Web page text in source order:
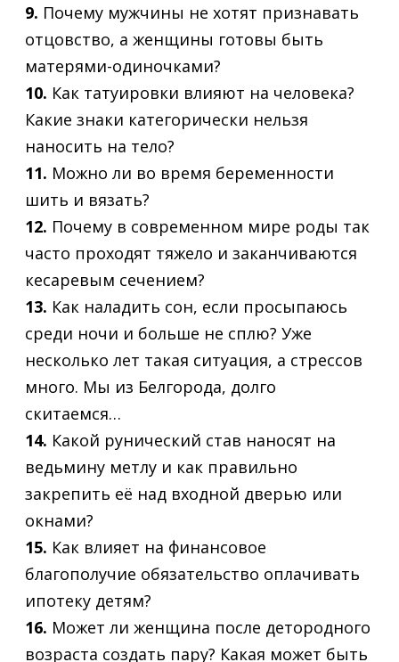
9. Почему мужчины не хотят признавать
отцовство, а женщины готовы быть
матерями-одиночками?
10. Как татуировки влияют на человека?
Какие знаки категорически нельзя
наносить на тело?
11. Можно ли во время беременности
шить и вязать?
12. Почему в современном мире роды так
часто проходят тяжело и заканчиваются
кесаревым сечением?
13. Как наладить сон, если просыпаюсь
среди ночи и больше не сплю? Уже
несколько лет такая ситуация, а стрессов
много. Мы из Белгорода, долго
скитаемся…
14. Какой рунический став наносят на
ведьмину метлу и как правильно
закрепить её над входной дверью или
окнами?
15. Как влияет на финансовое
благополучие обязательство оплачивать
ипотеку детям?
16. Может ли женщина после детородного
возраста создать пару? Какая может быть